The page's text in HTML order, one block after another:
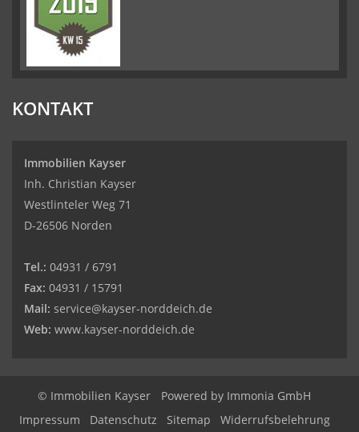
KONTAKT
Immobilien Kayser
Inh. Christian Kayser
Westlinteler Weg 71
D-26506 Norden
Tel.: 04931 / 6791
Fax: 04931 / 15791
Mail: service@kayser-norddeich.de
Web: www.kayser-norddeich.de
© Immobilien Kayser Powered by Immonia GmbH
Impressum
Datenschutz Sitemap Widerrufsbelehrung